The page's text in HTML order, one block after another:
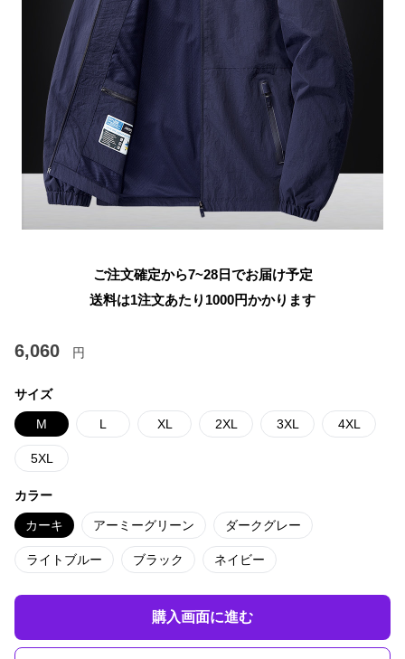
ご注文確定から7~28日でお届け予定
送料は1注文あたり 1000円かかります
6,060 円
サイズ
M L XL 2XL 3XL 4XL
5XL
カラー
カーキ アーミーグリーン ダークグレー
ライトブルー ブラック ネイビー
購入画面に進む